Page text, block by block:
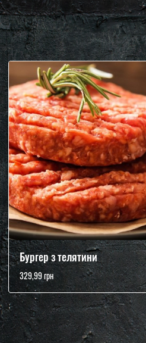
Бургер з телятини
329,99 грн